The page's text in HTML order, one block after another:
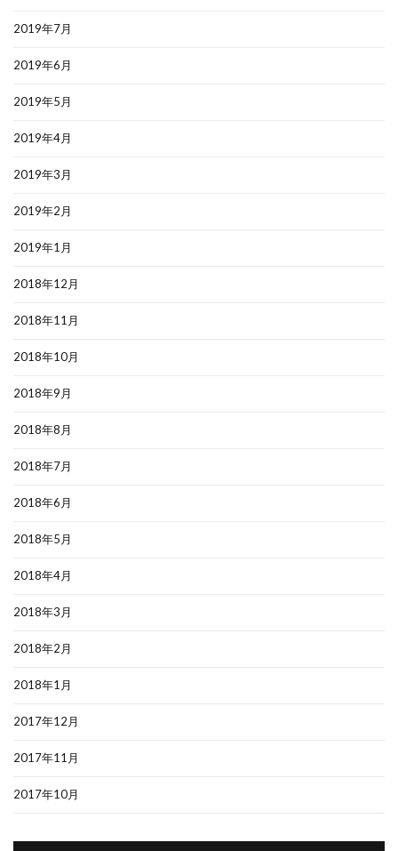
2019年7月
2019年6月
2019年5月
2019年4月
2019年3月
2019年2月
2019年1月
2018年12月
2018年11月
2018年10月
2018年9月
2018年8月
2018年7月
2018年6月
2018年5月
2018年4月
2018年3月
2018年2月
2018年1月
2017年12月
2017年11月
2017年10月